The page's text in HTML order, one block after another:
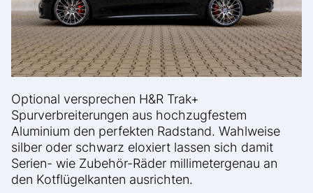
Optional versprechen H&R Trak+
Spurverbreiterungen aus hochzugfestem
Aluminium den perfekten Radstand. Wahlweise
silber oder schwarz eloxiert lassen sich damit
Serien- wie Zubehör-Räder millimetergenau an
den Kotflügelkanten ausrichten.